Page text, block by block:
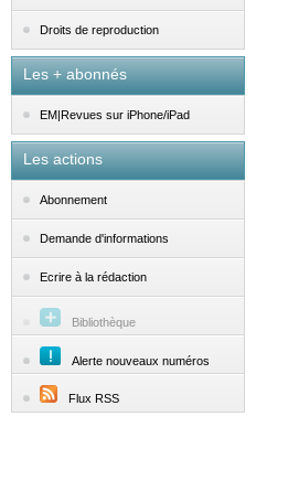
Droits de reproduction
Les + abonnés
EM|Revues sur iPhone/iPad
Les actions
Abonnement
Demande d'informations
Ecrire à la rédaction
Bibliothèque
Alerte nouveaux numéros
Flux RSS